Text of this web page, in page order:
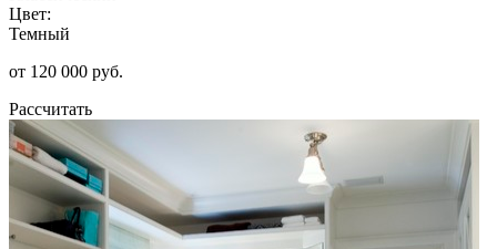
Цвет:
Темный
от 120 000 руб.
Рассчитать